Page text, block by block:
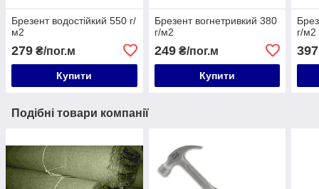
Брезент водостійкий 550 г/
м2
279 ₴/пог.м
Купити
Брезент вогнетривкий 380
г/м2
249₴/пог.м
Купити
г/
397
Подібні товари компанії